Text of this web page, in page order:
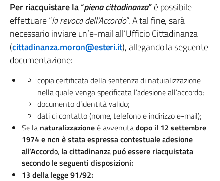
Per riacquistare la “piena cittadinanza”è possibile
effettuare “la revoca dell’Accordo”. A tal fine, sarà
necessario inviare un’e-mail all’Ufficio Cittadinanza
(cittadinanza.moron@esteri.it), allegando la seguente
documentazione:
copia certificata della sentenza di naturalizzazione
nella quale venga specificata l’adesione all’accordo;
documento d’identità valido;
dati di contatto (nome, telefono e indirizzo e-mail);
Se la naturalizzazioneè avvenutadopo il 12 settembre
1974 e non è stata espressa contestuale adesione
all’Accordo, la cittadinanza puó essere riacquistata
secondo le seguenti disposizioni:
13 della legge 91/92: